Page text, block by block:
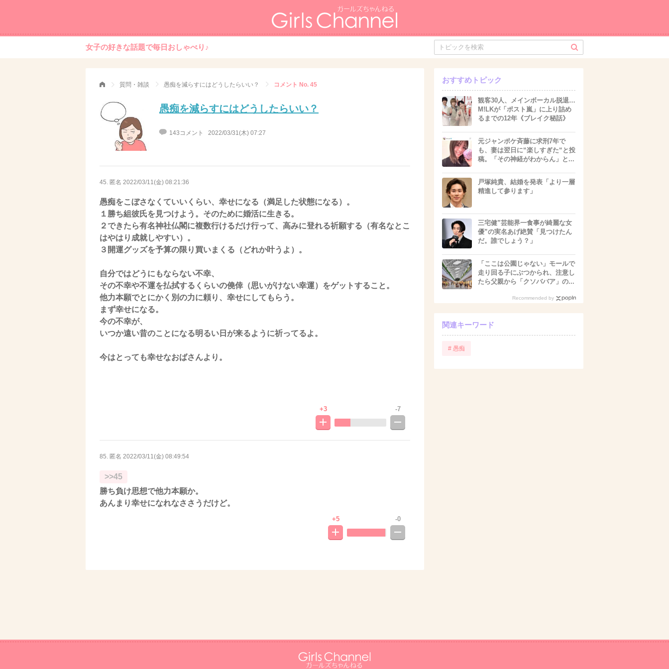
女子の好きな話題で毎日おしゃべり♪
質問・雑談 愚痴を減らすにはどうしたらいい？ コメント No. 45
愚痴を減らすにはどうしたらいい？
143コメント 2022/03/31(木) 07:27
45. 匿名 2022/03/11(金) 08:21:36
愚痴をこぼさなくていいくらい、幸せになる（満足した状態になる）。
１勝ち組彼氏を見つけよう。そのために婚活に生きる。
２できたら有名神社仏閣に複数行けるだけ行って、高みに登れる祈願する（有名なとこ
はやはり成就しやすい）。
３開運グッズを予算の限り買いまくる（どれか叶うよ）。
自分ではどうにもならない不幸、
その不幸や不運を払拭するくらいの僥倖（思いがけない幸運）をゲットすること。
他力本願でとにかく別の力に頼り、幸せにしてもらう。
まず幸せになる。
今の不幸が、
いつか遠い昔のことになる明るい日が来るように祈ってるよ。
今はとっても幸せなおばさんより。
+3 -7
85. 匿名 2022/03/11(金) 08:49:54
>>45
勝ち負け思想で他力本願か。
あんまり幸せになれなささうだけど。
+5 -0
おすすめトピック
観客30人、メインボーカル脱退…
M!LKが「ポスト嵐」に上り詰め
るまでの12年《ブレイク秘話》
元ジャンポケ斉藤に求刑7年で
も、妻は翌日に“楽しすぎた“と投
稿。「その神経がわからん」と...
戸塚純貴、結婚を発表「より一層
精進して参ります」
三宅健”芸能界一食事が綺麗な女
優”の実名あげ絶賛「見つけたん
だ。誰でしょう？」
「ここは公園じゃない」モールで
走り回る子にぶつかられ、注意し
たら父親から「クソババア」の...
Recommended by
関連キーワード
# 愚痴